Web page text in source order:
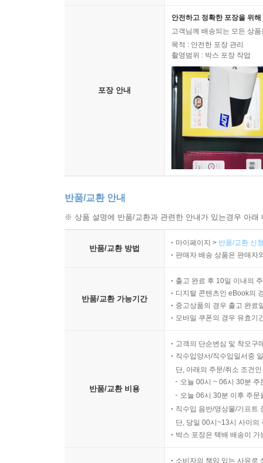
포장 안내
안전하고 정확한 포장을 위
고객님께 배송되는 모든 상
목적 : 안전한 포장 관리
촬영범위 : 박스 포장 작업
반품/교환 안내
※ 상품 설명에 반품/교환과 관련한 안내가 있는경우 아
반품/교환 방법
마이페이지 > 반품/교환 신
판매자 배송 상품은 판매자
반품/교환 가능기간
출고 완료 후 10일 이내의
디지털 콘텐츠인 eBook의
중고상품의 경우 출고 완료
모바일 쿠폰의 경우 유효기
반품/교환 비용
고객의 단순변심 및 착오구
직수입양서/직수입일서중
단, 아래의 주문/취소 조건
오늘 00시 ~ 06시 30분
오늘 06시 30분 이후 주
직수입 음반/영상물/기프트
단, 당일 00시~13시 사이의
박스 포장은 택배 배송이
소비자의 책임 있는 사유로